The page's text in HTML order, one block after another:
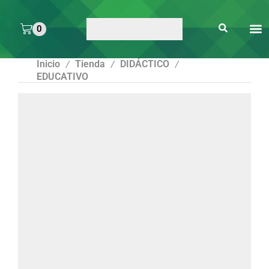
0
Inicio / Tienda / DIDÁCTICO /
EDUCATIVO